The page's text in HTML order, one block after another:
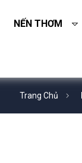
NẾN THƠM
Trang Chủ